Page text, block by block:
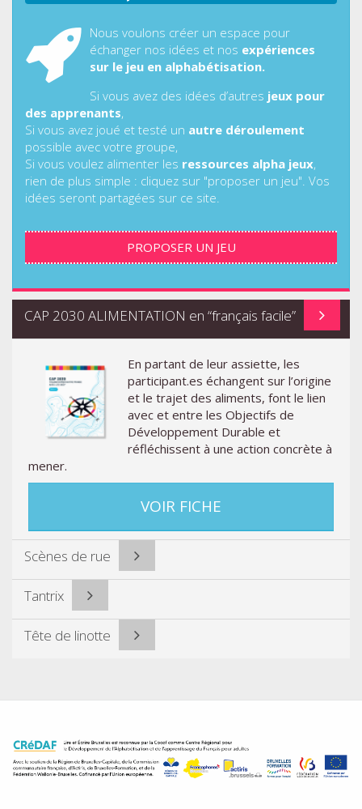
Nous voulons créer un espace pour
échanger nos idées et nos expériences
sur le jeu en alphabétisation.
Si vous avez des idées d’autres jeux pour
des apprenants,
Si vous avez joué et testé un autre déroulement
possible avec votre groupe,
Si vous voulez alimenter les ressources alpha jeux,
rien de plus simple : cliquez sur "proposer un jeu". Vos
idées seront partagées sur ce site.
PROPOSER UN JEU
CAP 2030 ALIMENTATION en “français facile”
En partant de leur assiette, les
participant.es échangent sur l’origine
et le trajet des aliments, font le lien
avec et entre les Objectifs de
Développement Durable et
réfléchissent à une action concrète à
mener.
VOIR FICHE
Scènes de rue
Tantrix
Tête de linotte